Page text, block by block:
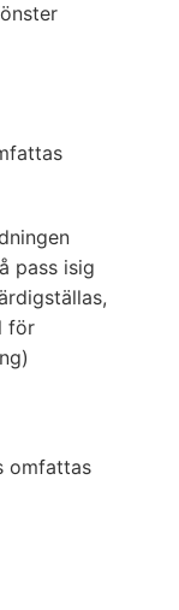
pass isig
för
omfattas